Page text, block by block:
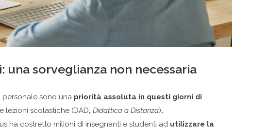
sorveglianza non necessaria
personale sono una priorità assoluta in questi giorni di
lezioni scolastiche (DAD, Didattica a Distanza).
ha costretto milioni di insegnanti e studenti ad utilizzare la